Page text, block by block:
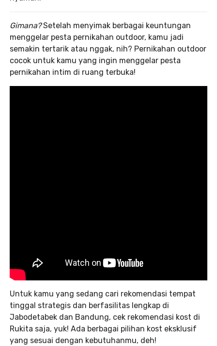
Gimana?Setelah menyimak berbagai keuntungan
menggelar pesta pernikahan outdoor, kamu jadi
semakin tertarik atau nggak, nih? Pernikahan outdoor
cocok untuk kamu yang ingin menggelar pesta
pernikahan intim di ruang terbuka!
Untuk kamu yang sedang cari rekomendasi tempat
tinggal strategis dan berfasilitas lengkap di
Jabodetabek dan Bandung, cek rekomendasi kost di
Rukita saja, yuk! Ada berbagai pilihan kost eksklusif
yang sesuai dengan kebutuhanmu, deh!